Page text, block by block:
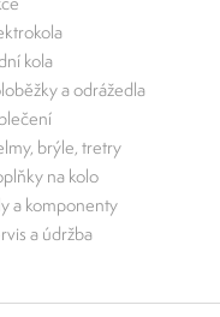
kola
a odrážedla
brýle, tretry
na kolo
a komponenty
a údržba